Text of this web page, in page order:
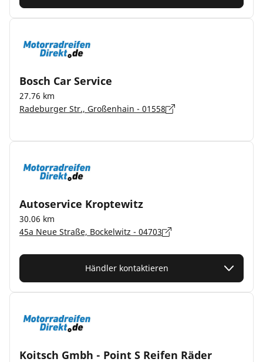
Bosch Car Service
27.76 km
Radeburger Str., Großenhain - 01558
Autoservice Kroptewitz
30.06 km
45a Neue Straße, Bockelwitz - 04703
Händler kontaktieren
Koitsch Gmbh - Point S Reifen Räder